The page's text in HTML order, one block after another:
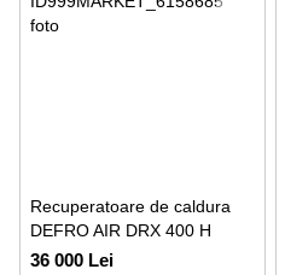
Recuperatoare de caldura
DEFRO AIR DRX 400 H
36 000 Lei